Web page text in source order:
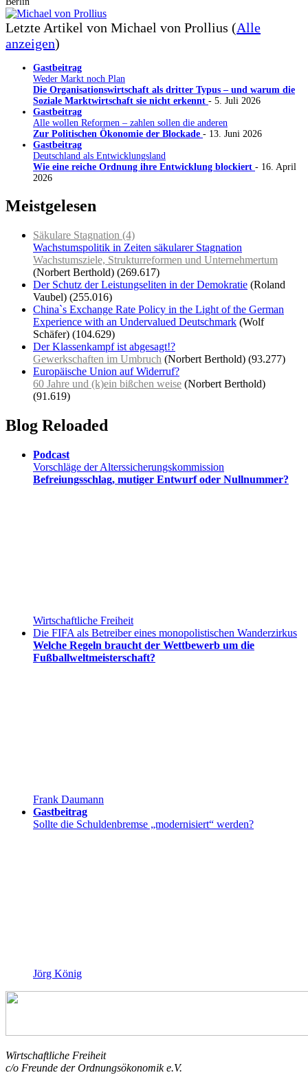
Letzte Artikel von Michael von Prollius (Alle
anzeigen)
Gastbeitrag
Weder Markt noch Plan
Die Organisationswirtschaft als dritter Typus – und warum die
Soziale Marktwirtschaft sie nicht erkennt - 5. Juli 2026
Gastbeitrag
Alle wollen Reformen – zahlen sollen die anderen
Zur Politischen Ökonomie der Blockade - 13. Juni 2026
Gastbeitrag
Deutschland als Entwicklungsland
Wie eine reiche Ordnung ihre Entwicklung blockiert - 16. April
2026
Meistgelesen
Säkulare Stagnation (4)
Wachstumspolitik in Zeiten säkularer Stagnation
Wachstumsziele, Strukturreformen und Unternehmertum
(Norbert Berthold) (269.617)
Der Schutz der Leistungseliten in der Demokratie (Roland
Vaubel) (255.016)
China`s Exchange Rate Policy in the Light of the German
Experience with an Undervalued Deutschmark (Wolf
Schäfer) (104.629)
Der Klassenkampf ist abgesagt!?
Gewerkschaften im Umbruch (Norbert Berthold) (93.277)
Europäische Union auf Widerruf?
60 Jahre und (k)ein bißchen weise (Norbert Berthold)
(91.619)
Blog Reloaded
Podcast
Vorschläge der Alterssicherungskommission
Befreiungsschlag, mutiger Entwurf oder Nullnummer?
Wirtschaftliche Freiheit
Die FIFA als Betreiber eines monopolistischen Wanderzirkus
Welche Regeln braucht der Wettbewerb um die
Fußballweltmeisterschaft?
Frank Daumann
Gastbeitrag
Sollte die Schuldenbremse „modernisiert“ werden?
Jörg König
Wirtschaftliche Freiheit
c/o Freunde der Ordnungsökonomik e.V.